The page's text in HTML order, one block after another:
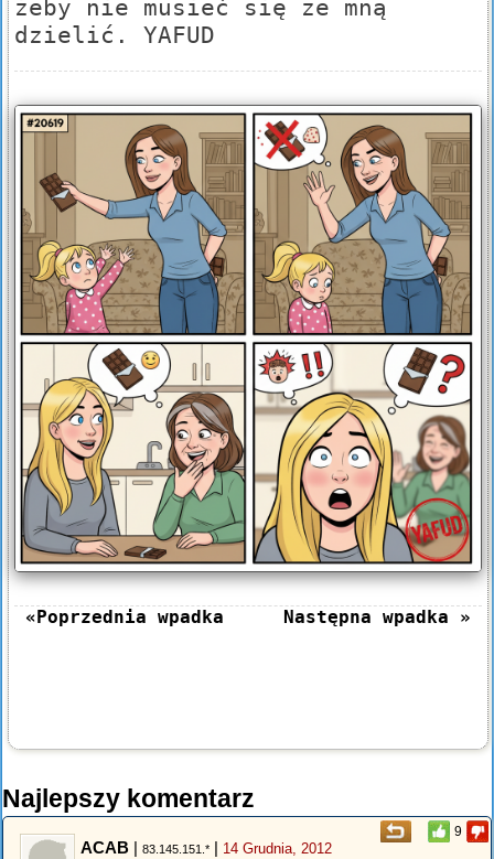
żeby nie musieć się ze mną
dzielić. YAFUD
«Poprzednia wpadka Następna wpadka »
Najlepszy komentarz
9
ACAB | 83.145.151.* | 14 Grudnia, 2012